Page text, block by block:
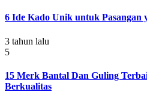
6 Ide Kado Unik untuk Pasangan
3 tahun lalu
5
15 Merk Bantal Dan Guling
Berkualitas